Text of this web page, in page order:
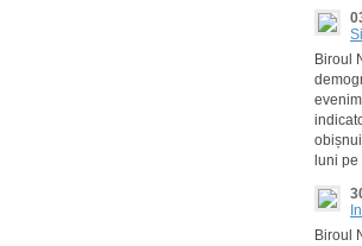
Biroul
luni
Biroul